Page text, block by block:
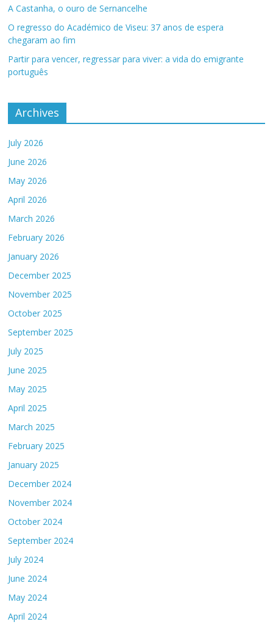
A Castanha, o ouro de Sernancelhe
O regresso do Académico de Viseu: 37 anos de espera
chegaram ao fim
Partir para vencer, regressar para viver: a vida do emigrante
português
Archives
July 2026
June 2026
May 2026
April 2026
March 2026
February 2026
January 2026
December 2025
November 2025
October 2025
September 2025
July 2025
June 2025
May 2025
April 2025
March 2025
February 2025
January 2025
December 2024
November 2024
October 2024
September 2024
July 2024
June 2024
May 2024
April 2024